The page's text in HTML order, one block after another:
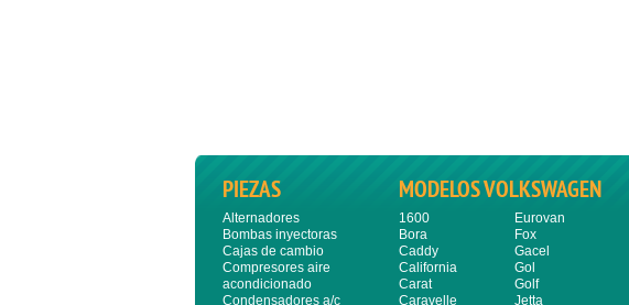
PIEZAS
Alternadores
Bombas inyectoras
Cajas de cambio
Compresores aire
acondicionado
Condensadores a/c
MODELOS VOLKSWAGEN
1600
Bora
Caddy
California
Carat
Caravelle
Eurovan
Fox
Gacel
Gol
Golf
Jetta